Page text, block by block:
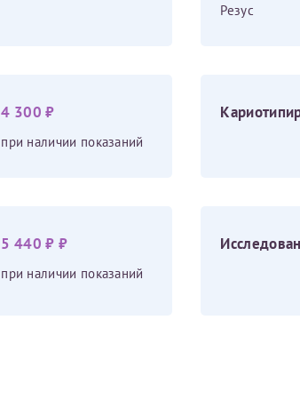
Резус
4 300 ₽
при наличии показаний
5 440 ₽ ₽
при наличии показаний
Лично в кассе центра
Прислать на эл. почту